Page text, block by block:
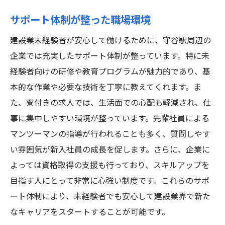
住居費を抑えて貯蓄を増やす
寮生活で得られる安心感と支援
寮付き求人のメリットと注意点
食事付き寮で生活の利便性を高める
共同生活で築く人間関係の大切さ
プライベートも充実させる生活術
通勤時間を短縮守谷駅近くの寮付き建設現場で
自由時間を得る
通勤時間ゼロで得られる自由時間
交通費を削減しつつ快適なライフスタイル
通勤ストレスを軽減する方法
オフタイムの充実した過ごし方
サポート体制が整った職場環境
建設業未経験者が安心して働けるために、守谷駅周辺の
企業では充実したサポート体制が整っています。特に未
経験者向けの研修や教育プログラムが魅力的であり、基
本的な作業や必要な技術を丁寧に教えてくれます。ま
た、寮付きの求人では、生活面での心配も軽減され、仕
事に集中しやすい環境が整っています。先輩社員による
マンツーマンの指導が行われることも多く、質問しやす
い雰囲気が新入社員の成長を促します。さらに、企業に
よっては資格取得の支援も行っており、スキルアップを
目指す人にとって非常に心強い制度です。これらのサポ
ート体制により、未経験者でも安心して建設業界で新た
なキャリアをスタートすることが可能です。